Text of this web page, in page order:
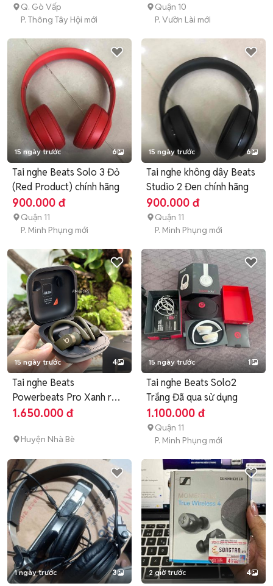
Q. Gò Vấp
P. Thông Tây Hội mới
Quận 10
P. Vườn Lài mới
15 ngày trước 6
Tai nghe Beats Solo 3 Đỏ
(Red Product) chính hãng
900.000 đ
Quận 11
P. Minh Phụng mới
15 ngày trước 6
Tai nghe không dây Beats
Studio 2 Đen chính hãng
900.000 đ
Quận 11
P. Minh Phụng mới
15 ngày trước 4
Tai nghe Beats
Powerbeats Pro Xanh rêu
Fullbox
1.650.000 đ
Huyện Nhà Bè
15 ngày trước 1
Tai nghe Beats Solo2
Trắng Đã qua sử dụng
1.100.000 đ
Quận 11
P. Minh Phụng mới
1 ngày trước 3 2 giờ trước 4